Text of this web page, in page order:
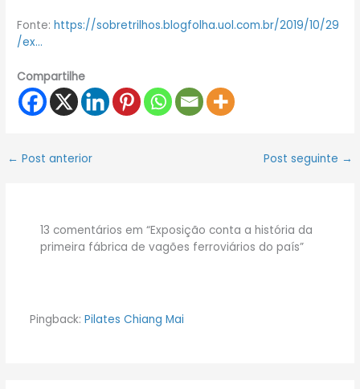
Fonte:https://sobretrilhos.blogfolha.uol.com.br/2019/10/29
/ex…
Compartilhe
← Post anterior Post seguinte →
13 comentários em “Exposição conta a história da
primeira fábrica de vagões ferroviários do país”
Pingback: Pilates Chiang Mai